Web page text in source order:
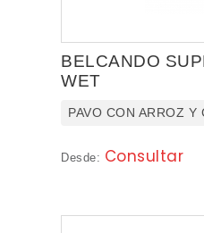
BELCANDO
WET
PAVO CON ARROZ Y
Desde: Consultar